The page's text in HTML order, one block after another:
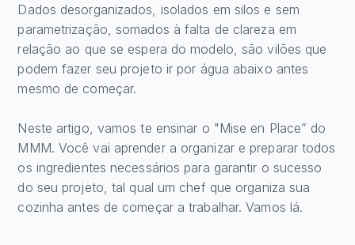
Dados desorganizados, isolados em silos e sem
parametrização, somados à falta de clareza em
relação ao que se espera do modelo, são vilões que
podem fazer seu projeto ir por água abaixo antes
mesmo de começar.
Neste artigo, vamos te ensinar o "Mise en Place” do
MMM. Você vai aprender a organizar e preparar todos
os ingredientes necessários para garantir o sucesso
do seu projeto, tal qual um chef que organiza sua
cozinha antes de começar a trabalhar. Vamos lá.